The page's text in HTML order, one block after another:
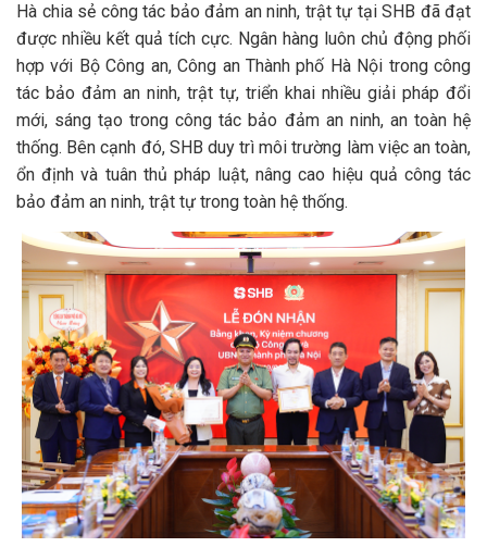
Hà chia sẻ công tác bảo đảm an ninh, trật tự tại SHB đã đạt
được nhiều kết quả tích cực. Ngân hàng luôn chủ động phối
hợp với Bộ Công an, Công an Thành phố Hà Nội trong công
tác bảo đảm an ninh, trật tự, triển khai nhiều giải pháp đổi
mới, sáng tạo trong công tác bảo đảm an ninh, an toàn hệ
thống. Bên cạnh đó, SHB duy trì môi trường làm việc an toàn,
ổn định và tuân thủ pháp luật, nâng cao hiệu quả công tác
bảo đảm an ninh, trật tự trong toàn hệ thống.